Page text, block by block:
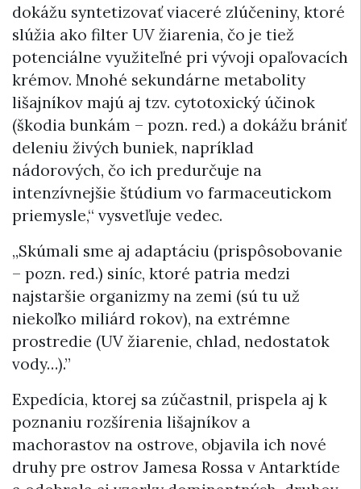
dokážu syntetizovať viaceré zlúčeniny, ktoré
slúžia ako filter UV žiarenia, čo je tiež
potenciálne využiteľné pri vývoji opaľovacích
krémov. Mnohé sekundárne metabolity
lišajníkov majú aj tzv. cytotoxický účinok
(škodia bunkám – pozn. red.) a dokážu brániť
deleniu živých buniek, napríklad
nádorových, čo ich predurčuje na
intenzívnejšie štúdium vo farmaceutickom
priemysle,“ vysvetľuje vedec.
„Skúmali sme aj adaptáciu (prispôsobovanie
– pozn. red.) siníc, ktoré patria medzi
najstaršie organizmy na zemi (sú tu už
niekoľko miliárd rokov), na extrémne
prostredie (UV žiarenie, chlad, nedostatok
vody…).”
Expedícia, ktorej sa zúčastnil, prispela aj k
poznaniu rozšírenia lišajníkov a
machorastov na ostrove, objavila ich nové
druhy pre ostrov Jamesa Rossa v Antarktíde